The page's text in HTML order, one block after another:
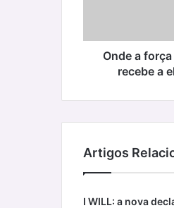
a
fitness
Onde a
recebe a
Artigos
I WILL: a nova